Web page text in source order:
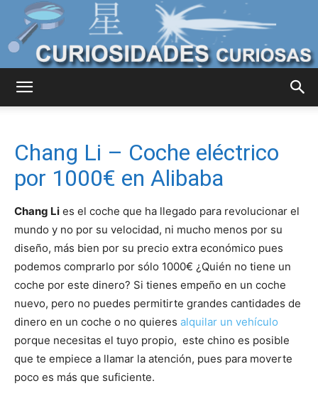
Curiosas
del
Mundo
Chang Li – Coche eléctrico
por 1000€ en Alibaba
Chang Li es el coche que ha llegado para revolucionar el
mundo y no por su velocidad, ni mucho menos por su
diseño, más bien por su precio extra económico pues
podemos comprarlo por sólo 1000€ ¿Quién no tiene un
coche por este dinero? Si tienes empeño en un coche
nuevo, pero no puedes permitirte grandes cantidades de
dinero en un coche o no quieres alquilar un vehículo
porque necesitas el tuyo propio, este chino es posible
que te empiece a llamar la atención, pues para moverte
poco es más que suficiente.